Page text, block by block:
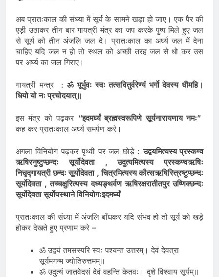
अब प्रातःकाल की संध्या में सूर्य के सामने खड़ा हो जाए। एक पैर की
एड़ी उठाकर तीन बार गायत्री मंत्र का जप करके पुष्प मिले हुए जल
से सूर्य को तीन अंजलि जल दे। प्रातःकाल का अर्घ्य जल में देना
चाहिए यदि जल न हो तो स्थल को अच्छी तरह जल से धो कर उस
गायत्री मन्त्र :ॐ भूर्भुवः स्वः तत्सवितुर्वरेण्यं भर्गो देवस्य धीमहि।
इस मंत्र को पढ़कर“इदमर्घ्यं ब्रह्मस्वरूपिणे सूर्यनारायणाय नमः”
अगला विनियोग पढ़कर पृथ्वी पर जल छोड़े :उद्वयमित्यस्य प्रस्कण्व
ऋषिरनुष्टुप्छन्दः सूर्योदेवता , उदुत्यमित्यस्य प्रस्कण्वऋषिः
निचृद्गायत्री छन्दः सूर्योदेवता , चित्रमित्यस्य कौत्सऋषिस्त्रिष्टुप्छन्दः
सूर्योदेवता , तच्चक्षुरित्यस्य दध्यङ्थर्वण ऋषिरक्षरातीतपुर उष्णिक्छन्दः
प्रातःकाल की संध्या में अंजलि बाँधकर यदि संभव हो तो सूर्य को खड़े
होकर देखते हुए प्रणाम करे –
ॐ उद्वयं तमसस्परि स्वः पश्यन्त उत्तरम्। देवं देवत्रा
सूर्यमगन्म ज्योतिरुत्तमम्॥